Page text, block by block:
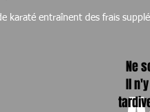
karaté entraînent des frais
Ne
Il